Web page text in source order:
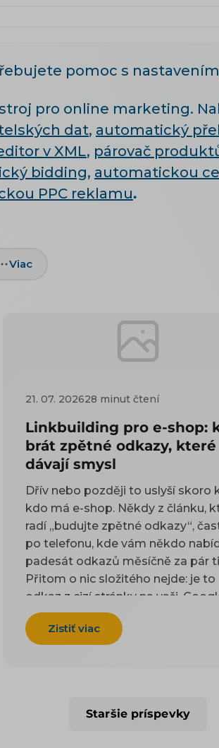
pomoc s
pro online marketing.
dat, automatický
v XML, párovač
bidding, automatickou
PPC reklamu.
Viac
21. 07. 202628 minut čtení
Linkbuilding pro e-shop:
brát zpětné odkazy, které
dávají smysl
Dřív nebo později to uslyší skoro
kdo má e-shop. Někdy z článku,
radí „budujte zpětné odkazy“,
po telefonu, kde vám někdo
padesát odkazů měsíčně za pár
Přitom o nic složitého nejde: je to
odkaz z cizí stránky na vaši.
takové odkazy odjakživa bere jako
doporučení — čím víc
webů na vás ukazuje, tím spíš vám
dva druhy rad a ani jeden vám
Zistiť viac
Staršie príspevky